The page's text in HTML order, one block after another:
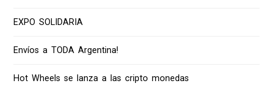
EXPO SOLIDARIA
Envíos a TODA Argentina!
Hot Wheels se lanza a las cripto monedas